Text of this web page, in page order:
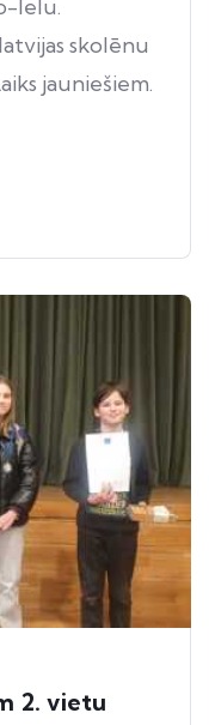
Ielu.
skolēnu
jauniešiem.
2. vietu